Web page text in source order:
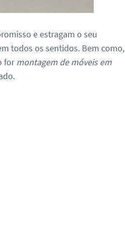
e estragam o seu
todos os sentidos. Bem como,
formontagem de móveis em